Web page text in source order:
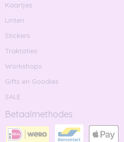
Kaartjes
Linten
Stickers
Traktaties
Workshops
Gifts en Goodies
SALE
Betaalmethodes